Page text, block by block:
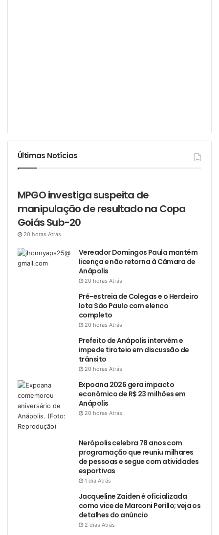
Últimas Notícias
MPGO investiga suspeita de
manipulação de resultado na Copa
Goiás Sub-20
20 horas Atrás
Vereador Domingos Paula mantém
licença e não retorna à Câmara de
Anápolis
20 horas Atrás
Pré-estreia de Colegas e o Herdeiro
lota São Paulo com elenco
completo
20 horas Atrás
Prefeito de Anápolis intervém e
impede tiroteio em discussão de
trânsito
20 horas Atrás
Expoana 2026 gera impacto
econômico de R$ 23 milhões em
Anápolis
20 horas Atrás
Nerópolis celebra 78 anos com
programação que reuniu milhares
de pessoas e segue com atividades
esportivas
1 dia Atrás
Jacqueline Zaiden é oficializada
como vice de Marconi Perillo; veja os
detalhes do anúncio
2 dias Atrás